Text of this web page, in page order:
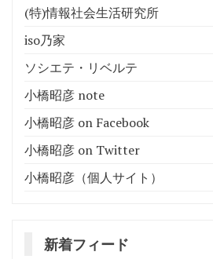
(特)情報社会生活研究所
iso乃家
ソシエテ・リベルテ
小橋昭彦 note
小橋昭彦 on Facebook
小橋昭彦 on Twitter
小橋昭彦（個人サイト）
新着フィード